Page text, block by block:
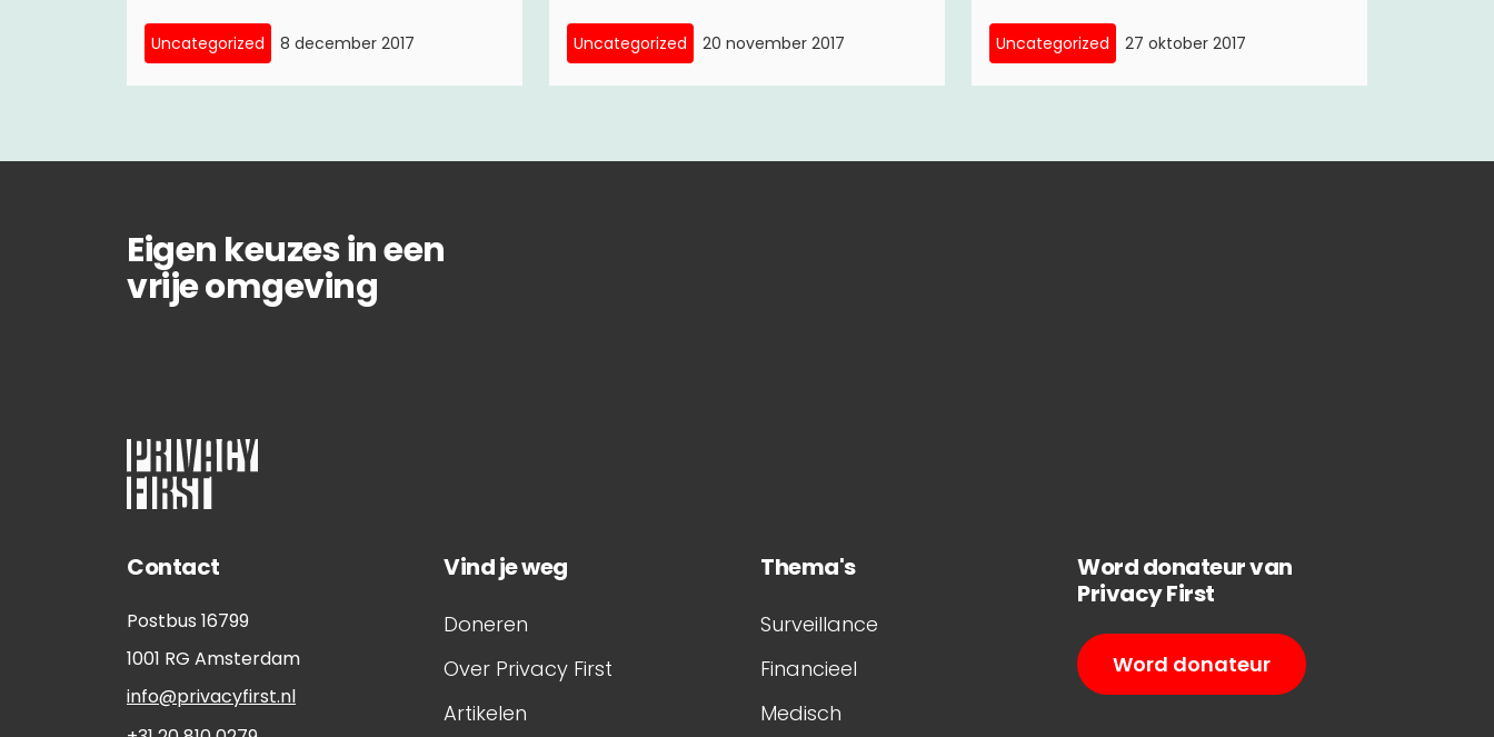
Uncategorized 8 december 2017 Uncategorized 20 november 2017 Uncategorized 27 oktober 2017
Eigen keuzes in een
vrije omgeving
Contact
Postbus 16799
1001 RG Amsterdam
info@privacyfirst.nl
Vind je weg
Doneren
Over Privacy First
Artikelen
Thema's
Surveillance
Financieel
Medisch
Word donateur van
Privacy First
Word donateur